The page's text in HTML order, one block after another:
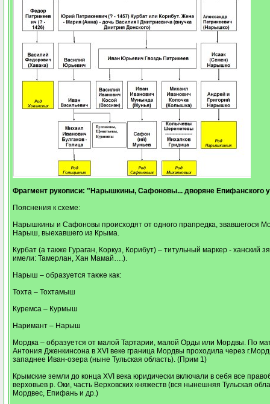
Фрагмент рукописи: "Нарышкины, Сафоновы... дворяне Епифанского
Пояснения к схеме:
Нарышкины и Сафоновы происходят от одного прапредка, звавшегося
Нарыш, выехавшего из Крыма.
Курбат (а также Гураган, Коркуз, Корибут) – титульный маркер - ханский
имели: Тамерлан, Хан Мамай….).
Нарыш – образуется также как:
Тохта – Тохтамыш
Куремса – Курмыш
Наримант – Нарыш
Мордка – образуется от малой Тартарии, малой Орды или Мордвы. По
Антония Дженкинсона в XVI веке граница Мордвы проходила через
западнее Иван-озера (ныне Тульская область). (Прим 1)
Крымские земли до конца XVI века юридически включали в себя все
верховьев р. Оки, часть Верховских княжеств (вся нынешняя Тульская
Мордвес, Епифань и др.)